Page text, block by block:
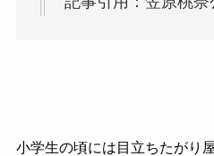
小学生の頃には目立ちたがり